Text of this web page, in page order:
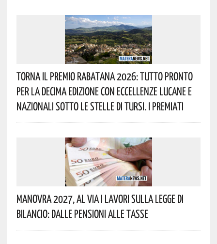
Torna Il Premio Rabatana 2026: Tutto Pronto
Per La Decima Edizione Con Eccellenze Lucane E
Nazionali Sotto Le Stelle Di Tursi. I Premiati
Manovra 2027, Al Via I Lavori Sulla Legge Di
Bilancio: Dalle Pensioni Alle Tasse